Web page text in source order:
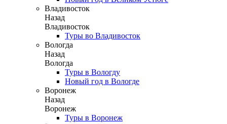
Владивосток
Назад
Владивосток
Туры во Владивосток
Вологда
Назад
Вологда
Туры в Вологду
Новый год в Вологде
Воронеж
Назад
Воронеж
Туры в Воронеж